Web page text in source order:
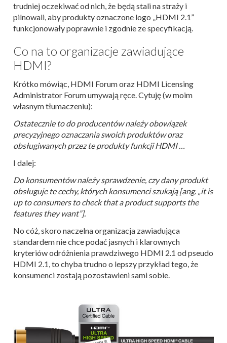
trudniej oczekiwać od nich, że będą stali na straży i
pilnowali, aby produkty oznaczone logo „HDMI 2.1”
funkcjonowały poprawnie i zgodnie ze specyfikacją.
Co na to organizacje zawiadujące
HDMI?
Krótko mówiąc, HDMI Forum oraz HDMI Licensing
Administrator Forum umywają ręce. Cytuję (w moim
własnym tłumaczeniu):
Ostatecznie to do producentów należy obowiązek
precyzyjnego oznaczania swoich produktów oraz
obsługiwanych przez te produkty funkcji HDMI …
I dalej:
Do konsumentów należy sprawdzenie, czy dany produkt
obsługuje te cechy, których konsumenci szukają [ang. „it is
up to consumers to check that a product supports the
features they want”].
No cóż, skoro naczelna organizacja zawiadująca
standardem nie chce podać jasnych i klarownych
kryteriów odróżnienia prawdziwego HDMI 2.1 od pseudo
HDMI 2.1, to chyba trudno o lepszy przykład tego, że
konsumenci zostają pozostawieni sami sobie.